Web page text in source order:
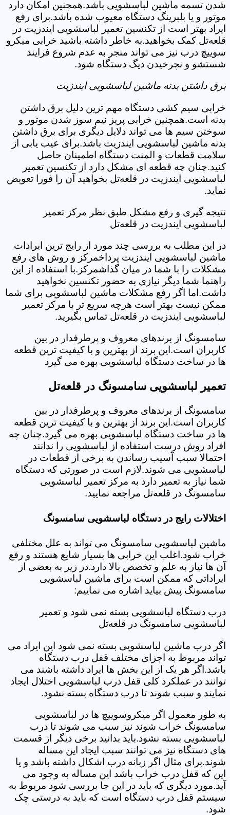
شدن تسمه ماشین لباسشویی باشد.همچنین امکان دارد
موتور و یا بلبرینگ دستگاه معیوب شده باشد.برای رفع
ایراد بهتر است از تکنسین تعمیر لباسشویی ایندزیت در
قلعه‌تل کمک بخواهید.به خاطر داشته باشید خرابی میکرو
سوییچ درب نیز می تواند منجر به عدم شروع فرایند
شستشو و نچرخیدن دیگ دستگاه شود.
برق داشتن بدنه ماشین لباسشویی ایندزیت
خرابی سیم کشی دستگاه مهم ترین دلیل برق داشتن
بدنه است.همچنین خرابی پریز نیم سوز شدن موتور و
سوختن سیم ها می تواند دلایل دیگری برای برق داشتن
بدنه ماشین لباسشویی ایندزیت باشد.برای عیب یابی از
سلامت قطعات و المنت دستگاه اطمینان حاصل
کنید.چنان چه قطعه ای مشکل دارد از تکنسین تعمیر
لباسشویی ایندزیت در قلعه‌تل بخواهید آن را فورا تعویض
نماید.
نتیجه گیری و رفع مشکل طبق نظر مرکز تعمیر
لباسشویی ایندزیت در قلعه‌تل
در این مطلب به بررسی چند مورد از رایج ترین ایرادات
ماشین لباسشویی ایندزیت پرداخمرکز و روش های رفع
مشکلات را با شما در میان گذاشمرکز.با استفاده از این
راهنما شما دیگر نیازی به حضور تکنسین نخواهید
داشت.اما اگر رفع مشکلات ماشین لباسشویی برای شما
ممکن نیست بهتر است هرچه سریع تر با مرکز تعمیر
لباسشویی ایندزیت در قلعه‌تل تماس بگیرید.
سامسونگ از برندهای معروف و پرطرفدار در بین
کاربران است.این برند از بهترین و با کیفیت ترین قطعه
ها در ساخت دستگاه لباسشویی بهره می گیرد
تعمیر لباسشویی سامسونگ در قلعه‌تل
سامسونگ از برندهای معروف و پرطرفدار در بین
کاربران است.این برند از بهترین و با کیفیت ترین قطعه
ها در ساخت دستگاه لباسشویی بهره می گیرد.چنان چه
افراد روش درست استفاده از لباسشویی را ندانند
احتمالا سبب آسیب رساندن به برخی از قطعات در
لباسشویی می شوند.لازم است در صورتی که دستگاه
شما نیاز به تعمیر دارد به مرکز تعمیر لباسشویی
سامسونگ در قلعه‌تل مراجعه نمایید.
اختلالات رایج در دستگاه لباسشویی سامسونگ
ماشین لباسشویی سامسونگ می تواند به علل مختلفی
خراب شود.اغلب این خرابی ها بسیار شایع هستند و رفع
آن ها نیاز به علم و تخصص بالا دارد.در زیر به بعضی از
ایراداتی که ممکن است برای ماشین لباسشویی
سامسونگ پیش بیاید اشاره می نماییم:
درب دستگاه لباسشویی بسته نمی شود و تعمیر
لباسشویی سامسونگ در قلعه‌تل
اگر درب ماشین لباسشویی بسته نمی شود این ایراد می
تواند مربوط به اجزای مختلف قفل درب دستگاه
باشد.اگر هر یک از این بخش ها ایراد داشته باشند می
توانند در عملکرد کلی قفل درب لباسشویی اختلال ایجاد
نمایند و سبب شوند تا درب دستگاه بسته نشود.
به طور معمول اگر میکروسوییچ ها در لباسشویی
سامسونگ خراب شوند نیز سبب می شوند تا درب
لباسشویی بسته نشود.باید بدانید برخی دیگر از قسمت
های دستگاه نیز می توانند سبب ایجاد این مساله
شوند.برای مثال اگر زبانه درب اشکال داشته باشد و یا
این که قفل درب خراب باشد این مساله به وجود می
آید.مورد دیگری که باید در این جا بررسی شود مربوط به
سیستم قفل درب دستگاه است که باید به درستی چک
شود.